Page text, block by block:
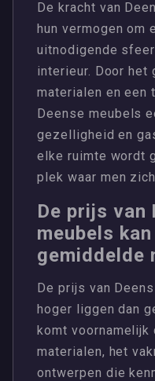
De kracht van
hun vermogen om
uitnodigende
interieur. Door het
materialen en een
Deense meubels
gezelligheid en
elke ruimte wordt
plek waar men
De prijs van
meubels
gemiddelde
De prijs van
hoger liggen dan
komt voornamelijk
materialen, het
ontwerpen die